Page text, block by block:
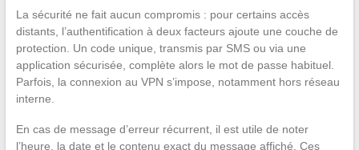
La sécurité ne fait aucun compromis : pour certains accès
distants, l’authentification à deux facteurs ajoute une couche de
protection. Un code unique, transmis par SMS ou via une
application sécurisée, complète alors le mot de passe habituel.
Parfois, la connexion au VPN s’impose, notamment hors réseau
interne.
En cas de message d’erreur récurrent, il est utile de noter
l’heure, la date et le contenu exact du message affiché. Ces